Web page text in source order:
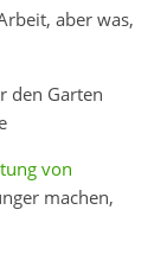
aber was,
den Garten
von
machen,